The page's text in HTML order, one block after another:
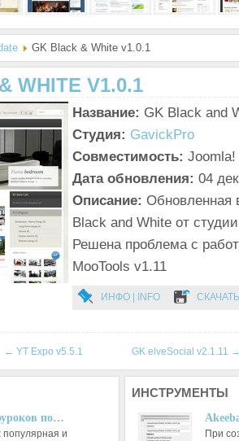
GK Black & White v1.0.1
WHITE V1.0.1
Название: GK Black and
Студия: GavickPro
Совместимость:
Дата обновления: 04
Описание: Обновленная
Black and White от
Решена проблема с
MooTools v1.11
ИНФО | INFO СКАЧАТЬ
← YT Expo v5.5.1 GK elveSocial v2.1.11
по…
популярная и
ИНСТРУМЕНТЫ
При